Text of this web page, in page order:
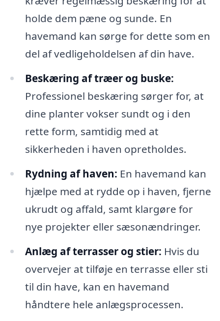
holde dem pæne og sunde. En
havemand kan sørge for dette som en
del af vedligeholdelsen af din have.
Beskæring af træer og buske:
Professionel beskæring sørger for, at
dine planter vokser sundt og i den
rette form, samtidig med at
sikkerheden i haven opretholdes.
Rydning af haven: En havemand kan
hjælpe med at rydde op i haven, fjerne
ukrudt og affald, samt klargøre for
nye projekter eller sæsonændringer.
Anlæg af terrasser og stier: Hvis du
overvejer at tilføje en terrasse eller sti
til din have, kan en havemand
håndtere hele anlægsprocessen.